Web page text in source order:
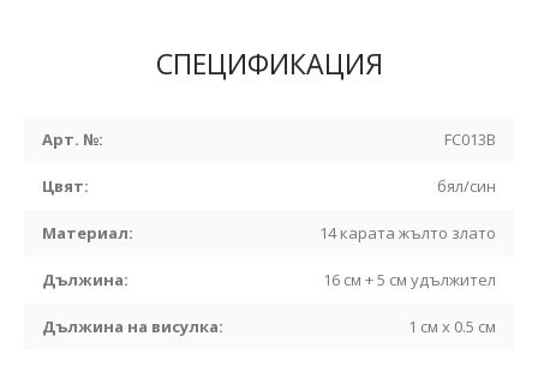
СПЕЦИФИКАЦИЯ
Арт. №: FC013B
Цвят: бял/син
Материал: 14 карата жълто злато
Дължина: 16 см + 5 см удължител
Дължина на висулка: 1 см х 0.5 см